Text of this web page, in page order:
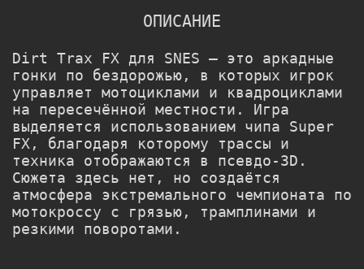
ОПИСАНИЕ
Dirt Trax FX для SNES — это аркадные
гонки по бездорожью, в которых игрок
управляет мотоциклами и квадроциклами
на пересечённой местности. Игра
выделяется использованием чипа Super
FX, благодаря которому трассы и
техника отображаются в псевдо-3D.
Сюжета здесь нет, но создаётся
атмосфера экстремального чемпионата по
мотокроссу с грязью, трамплинами и
резкими поворотами.